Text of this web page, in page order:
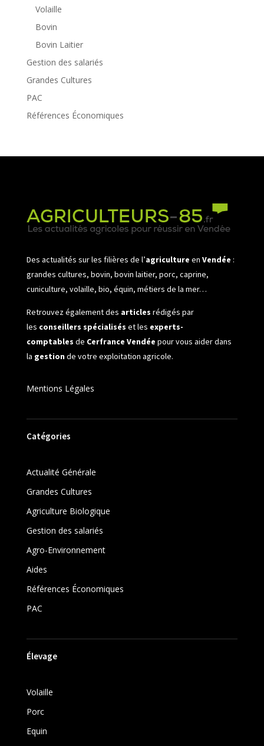
Volaille
Bovin
Bovin Laitier
Gestion des salariés
Grandes Cultures
PAC
Références Économiques
Des actualités sur les filières de l’agriculture en Vendée :
grandes cultures, bovin, bovin laitier, porc, caprine,
cuniculture, volaille, bio, équin, métiers de la mer…
Retrouvez également des articles rédigés par
les conseillers spécialisés et les experts-
comptables de Cerfrance Vendée pour vous aider dans
la gestionde votre exploitation agricole.
Mentions Légales
Catégories
Actualité Générale
Grandes Cultures
Agriculture Biologique
Gestion des salariés
Agro-Environnement
Aides
Références Économiques
PAC
Élevage
Volaille
Porc
Equin